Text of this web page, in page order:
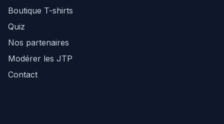
Boutique T-shirts
Quiz
Nos partenaires
Modérer les JTP
Contact